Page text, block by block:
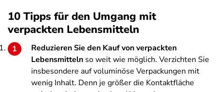
10 Tipps für den Umgang mit
verpackten Lebensmitteln
Reduzieren Sie den Kauf von verpackten
Lebensmitteln so weit wie möglich. Verzichten Sie
insbesondere auf voluminöse Verpackungen mit
wenig Inhalt. Denn je größer die Kontaktfläche